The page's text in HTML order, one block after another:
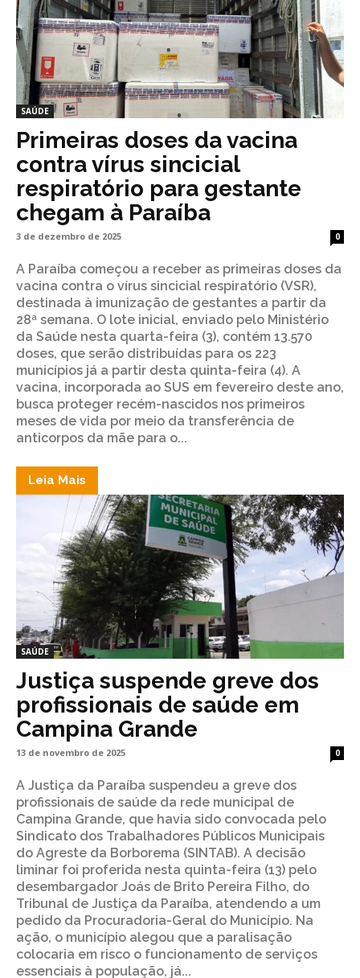
SAÚDE
Primeiras doses da vacina
contra vírus sincicial
respiratório para gestante
chegam à Paraíba
3 de dezembro de 2025 0
A Paraíba começou a receber as primeiras doses da
vacina contra o vírus sincicial respiratório (VSR),
destinada à imunização de gestantes a partir da
28ª semana. O lote inicial, enviado pelo Ministério
da Saúde nesta quarta-feira (3), contém 13.570
doses, que serão distribuídas para os 223
municípios já a partir desta quinta-feira (4). A
vacina, incorporada ao SUS em fevereiro deste ano,
busca proteger recém-nascidos nos primeiros
meses de vida por meio da transferência de
anticorpos da mãe para o...
Leia Mais
SAÚDE
Justiça suspende greve dos
profissionais de saúde em
Campina Grande
13 de novembro de 2025 0
A Justiça da Paraíba suspendeu a greve dos
profissionais de saúde da rede municipal de
Campina Grande, que havia sido convocada pelo
Sindicato dos Trabalhadores Públicos Municipais
do Agreste da Borborema (SINTAB). A decisão
liminar foi proferida nesta quinta-feira (13) pelo
desembargador Joás de Brito Pereira Filho, do
Tribunal de Justiça da Paraíba, atendendo a um
pedido da Procuradoria-Geral do Município. Na
ação, o município alegou que a paralisação
colocaria em risco o funcionamento de serviços
essenciais à população, já...